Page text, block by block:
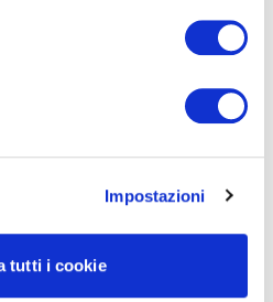
Impostazioni
tutti i cookie